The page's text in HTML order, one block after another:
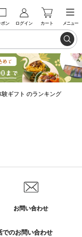
ポン ログイン カート メニュー
験ギフト のランキング
お問い合わせ
でのお問い合わせ